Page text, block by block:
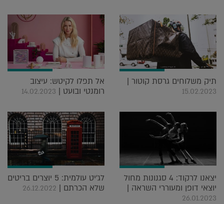
תיק משלוחים גרסת קוטור |
15.02.2023
אל תפלו לקיטש: עיצוב
רומנטי ובועט | 14.02.2023
יצאנו לרקוד: 4 סגנונות מחול
יוצאי דופן ומעוררי השראה |
26.01.2023
לג'יט עולמית: 5 יוצרים בריטים
שלא הכרתם | 26.12.2022